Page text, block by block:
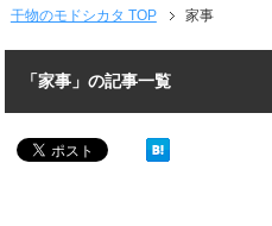
干物のモドシカタ TOP 家事
「家事」の記事一覧